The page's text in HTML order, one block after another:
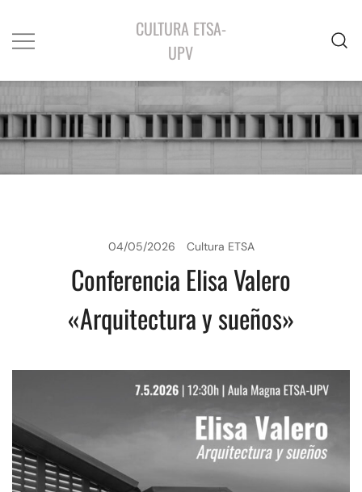
CULTURA ETSA-
UPV
04/05/2026 Cultura ETSA
Conferencia Elisa Valero
«Arquitectura y sueños»